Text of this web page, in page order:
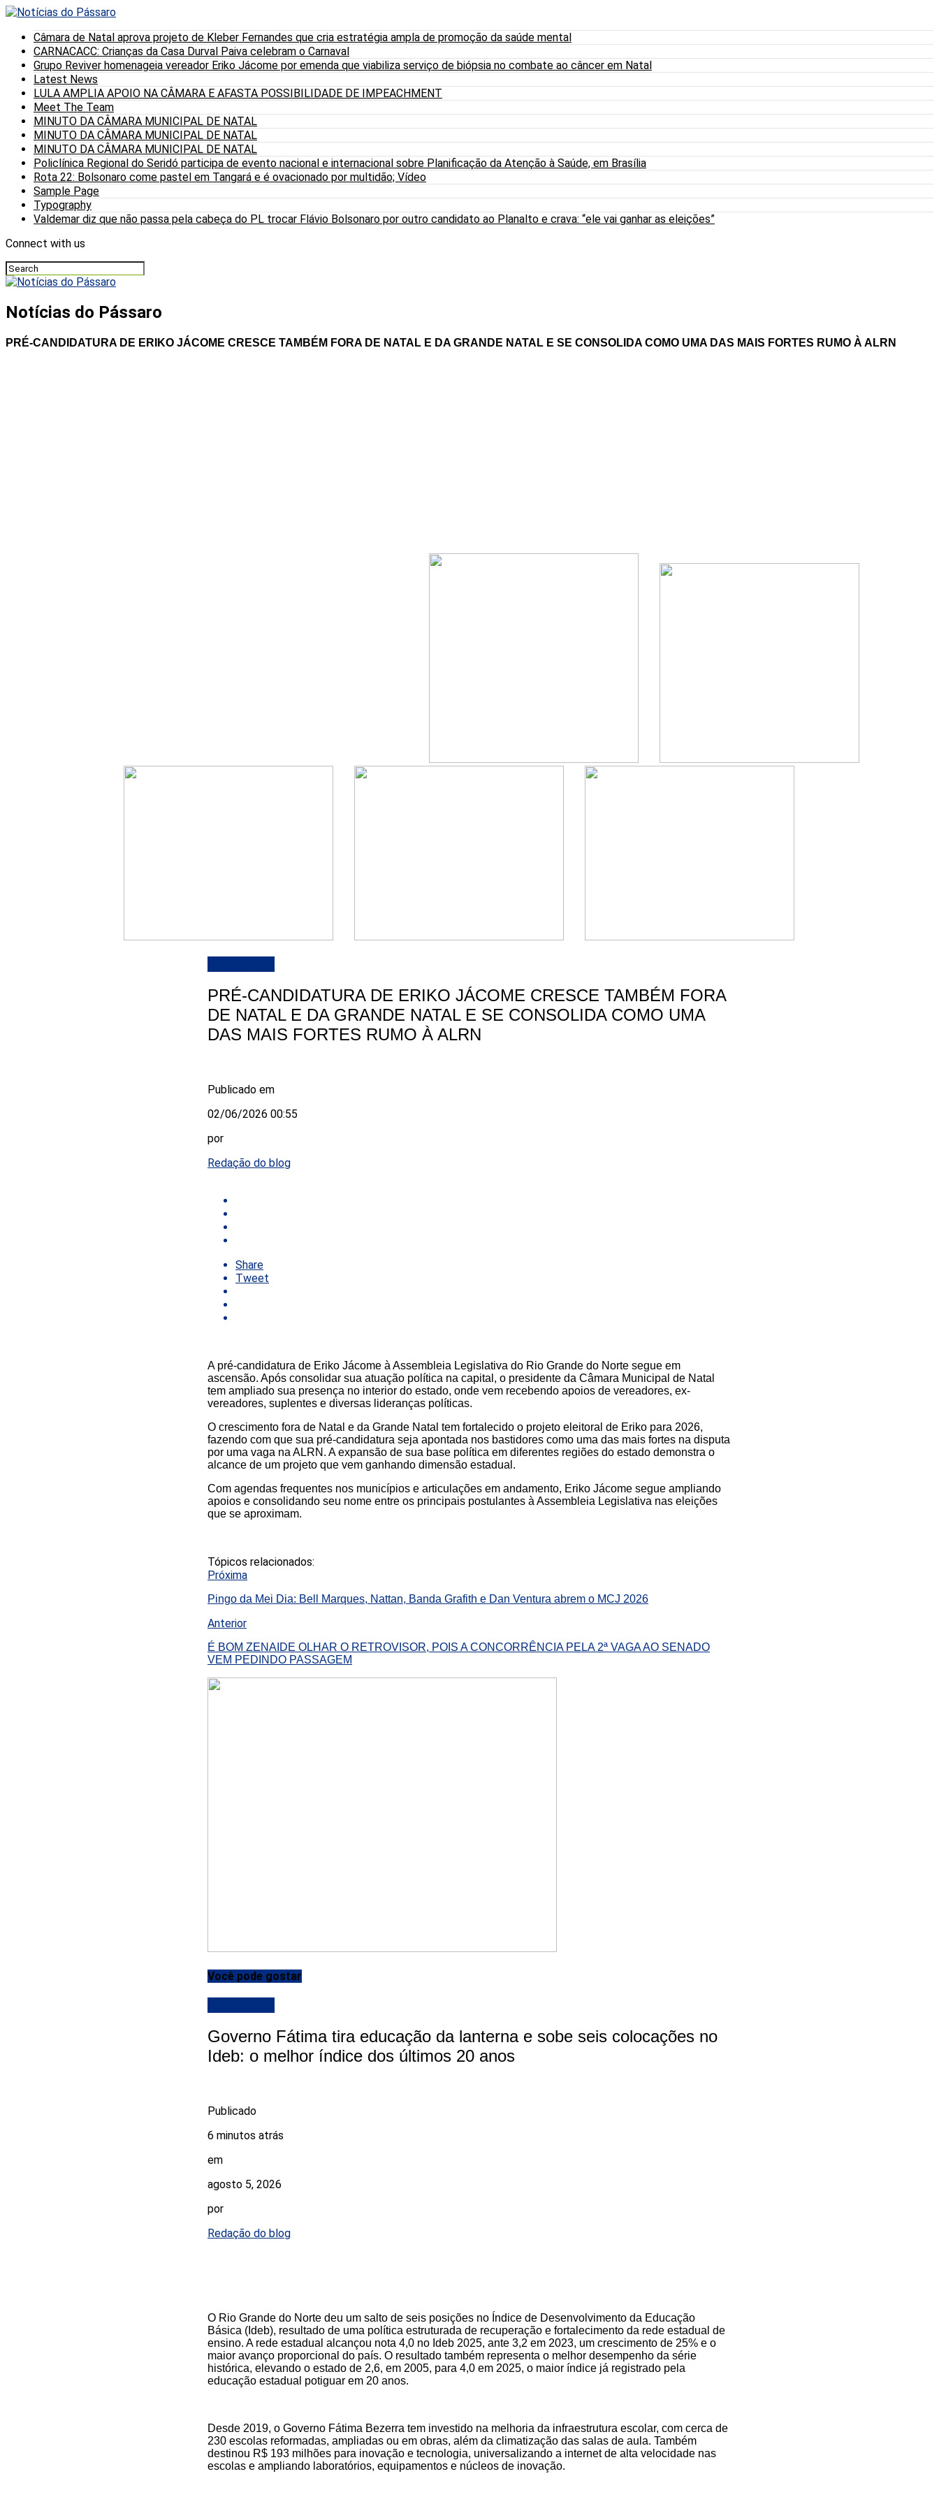
Câmara de Natal aprova projeto de Kleber Fernandes que cria estratégia ampla de promoção da saúde mental
CARNACACC: Crianças da Casa Durval Paiva celebram o Carnaval
Grupo Reviver homenageia vereador Eriko Jácome por emenda que viabiliza serviço de biópsia no combate ao câncer em Natal
Latest News
LULA AMPLIA APOIO NA CÂMARA E AFASTA POSSIBILIDADE DE IMPEACHMENT
Meet The Team
MINUTO DA CÂMARA MUNICIPAL DE NATAL
MINUTO DA CÂMARA MUNICIPAL DE NATAL
MINUTO DA CÂMARA MUNICIPAL DE NATAL
Policlínica Regional do Seridó participa de evento nacional e internacional sobre Planificação da Atenção à Saúde, em Brasília
Rota 22: Bolsonaro come pastel em Tangará e é ovacionado por multidão; Vídeo
Sample Page
Typography
Valdemar diz que não passa pela cabeça do PL trocar Flávio Bolsonaro por outro candidato ao Planalto e crava: “ele vai ganhar as eleições”
Connect with us
Notícias do Pássaro
PRÉ-CANDIDATURA DE ERIKO JÁCOME CRESCE TAMBÉM FORA DE NATAL E DA GRANDE NATAL E SE CONSOLIDA COMO UMA DAS MAIS FORTES RUMO À ALRN
PRÉ-CANDIDATURA DE ERIKO JÁCOME CRESCE TAMBÉM FORA
DE NATAL E DA GRANDE NATAL E SE CONSOLIDA COMO UMA
DAS MAIS FORTES RUMO À ALRN
Publicado em
02/06/2026 00:55
por
Redação do blog
Share
Tweet
A pré-candidatura de Eriko Jácome à Assembleia Legislativa do Rio Grande do Norte segue em
ascensão. Após consolidar sua atuação política na capital, o presidente da Câmara Municipal de Natal
tem ampliado sua presença no interior do estado, onde vem recebendo apoios de vereadores, ex-
vereadores, suplentes e diversas lideranças políticas.
O crescimento fora de Natal e da Grande Natal tem fortalecido o projeto eleitoral de Eriko para 2026,
fazendo com que sua pré-candidatura seja apontada nos bastidores como uma das mais fortes na disputa
por uma vaga na ALRN. A expansão de sua base política em diferentes regiões do estado demonstra o
alcance de um projeto que vem ganhando dimensão estadual.
Com agendas frequentes nos municípios e articulações em andamento, Eriko Jácome segue ampliando
apoios e consolidando seu nome entre os principais postulantes à Assembleia Legislativa nas eleições
que se aproximam.
Tópicos relacionados:
Próxima
Pingo da Mei Dia: Bell Marques, Nattan, Banda Grafith e Dan Ventura abrem o MCJ 2026
Anterior
É BOM ZENAIDE OLHAR O RETROVISOR, POIS A CONCORRÊNCIA PELA 2ª VAGA AO SENADO
VEM PEDINDO PASSAGEM
Você pode gostar
Governo Fátima tira educação da lanterna e sobe seis colocações no
Ideb: o melhor índice dos últimos 20 anos
Publicado
6 minutos atrás
em
agosto 5, 2026
por
Redação do blog
O Rio Grande do Norte deu um salto de seis posições no Índice de Desenvolvimento da Educação
Básica (Ideb), resultado de uma política estruturada de recuperação e fortalecimento da rede estadual de
ensino. A rede estadual alcançou nota 4,0 no Ideb 2025, ante 3,2 em 2023, um crescimento de 25% e o
maior avanço proporcional do país. O resultado também representa o melhor desempenho da série
histórica, elevando o estado de 2,6, em 2005, para 4,0 em 2025, o maior índice já registrado pela
educação estadual potiguar em 20 anos.
Desde 2019, o Governo Fátima Bezerra tem investido na melhoria da infraestrutura escolar, com cerca de
230 escolas reformadas, ampliadas ou em obras, além da climatização das salas de aula. Também
destinou R$ 193 milhões para inovação e tecnologia, universalizando a internet de alta velocidade nas
escolas e ampliando laboratórios, equipamentos e núcleos de inovação.